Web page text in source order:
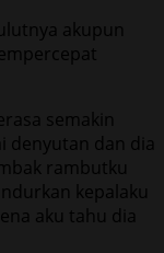
akupun
semakin
denyutan dan dia
rambutku
kepalaku
aku tahu dia